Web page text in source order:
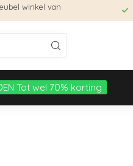
winkel van
Tot wel 70% korting